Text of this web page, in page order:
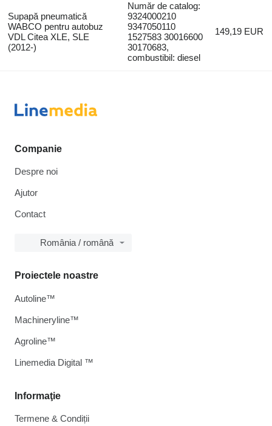
Supapă pneumatică
WABCO pentru autobuz
VDL Citea XLE, SLE
(2012-)
Număr de catalog:
9324000210
9347050110
1527583 30016600
30170683,
combustibil: diesel
149,19 EUR
Companie
Despre noi
Ajutor
Contact
România / română
Informaţie
Termene & Condiții
Proiectele noastre
Autoline™
Machineryline™
Agroline™
Linemedia Digital ™